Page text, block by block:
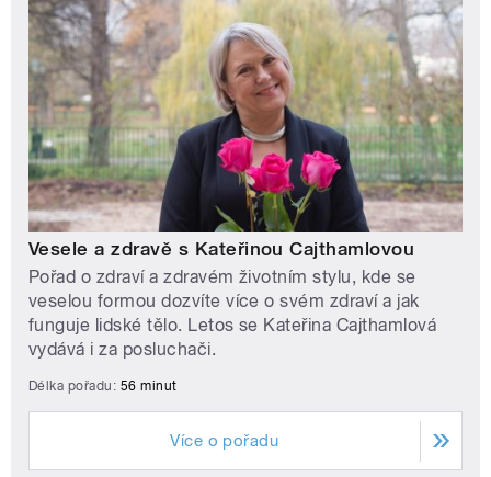
Vesele a zdravě s Kateřinou Cajthamlovou
Pořad o zdraví a zdravém životním stylu, kde se
veselou formou dozvíte více o svém zdraví a jak
funguje lidské tělo. Letos se Kateřina Cajthamlová
vydává i za posluchači.
Délka pořadu: 56 minut
Více o pořadu